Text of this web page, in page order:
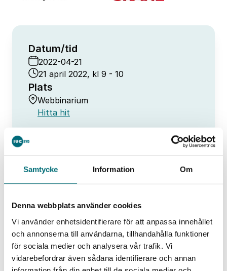
Samtycke Information Om
Denna webbplats använder cookies
Vi använder enhetsidentifierare för att anpassa innehållet
och annonserna till användarna, tillhandahålla funktioner
för sociala medier och analysera vår trafik. Vi
vidarebefordrar även sådana identifierare och annan
Datum/tid
2022-04-21
21 april 2022, kl 9 - 10
Plats
Webbinarium
Hitta hit
Hem Event
Kritiskt läge för skånsk industri – vad
energiförsörjning och vad bestämmer
elpriserna?